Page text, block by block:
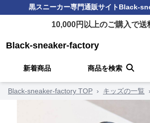
黒スニーカー専門通販サイトBlack-
10,000円以上のご購入で送
Black-sneaker-factory
新着商品 商品を検索
Black-sneaker-factory TOP › キッズの一覧 ›